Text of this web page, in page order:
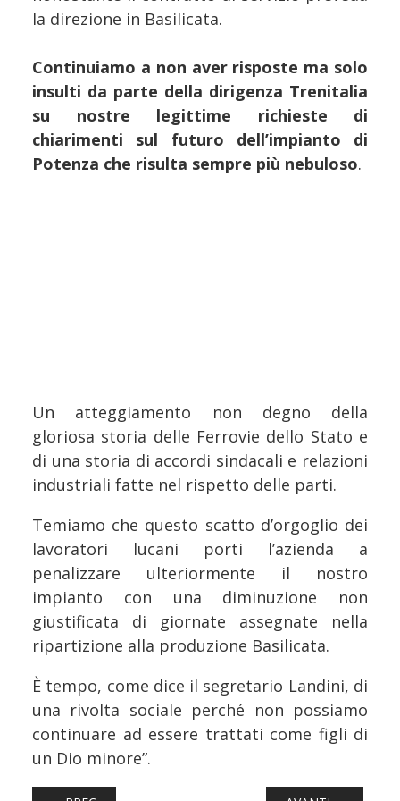
la direzione in Basilicata.
Continuiamo a non aver risposte ma solo
insulti da parte della dirigenza Trenitalia
su nostre legittime richieste di
chiarimenti sul futuro dell’impianto di
Potenza che risulta sempre più nebuloso.
Un atteggiamento non degno della
gloriosa storia delle Ferrovie dello Stato e
di una storia di accordi sindacali e relazioni
industriali fatte nel rispetto delle parti.
Temiamo che questo scatto d’orgoglio dei
lavoratori lucani porti l’azienda a
penalizzare ulteriormente il nostro
impianto con una diminuzione non
giustificata di giornate assegnate nella
ripartizione alla produzione Basilicata.
È tempo, come dice il segretario Landini, di
una rivolta sociale perché non possiamo
continuare ad essere trattati come figli di
un Dio minore”.